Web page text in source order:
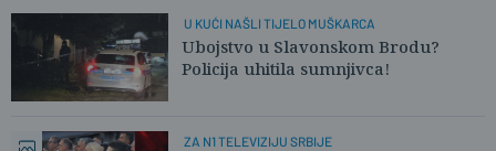
U KUĆI NAŠLI TIJELO MUŠKARCA
Ubojstvo u Slavonskom Brodu?
Policija uhitila sumnjivca!
ZA N1 TELEVIZIJU SRBIJE